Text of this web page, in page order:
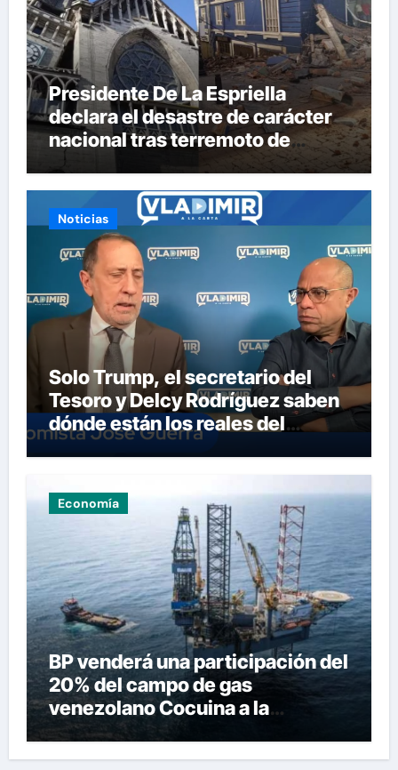
Presidente De La Espriella
declara el desastre de carácter
nacional tras terremoto de
Noticias
Solo Trump, el secretario del
Tesoro y Delcy Rodríguez saben
dónde están los reales del
petróleo
Economía
BP venderá una participación del
20% del campo de gas
venezolano Cocuina a la
trinitense NGC